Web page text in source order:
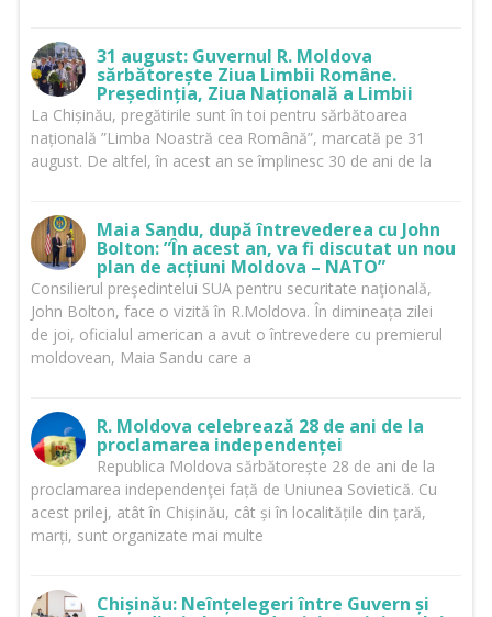
31 august: Guvernul R. Moldova
sărbătorește Ziua Limbii Române.
Președinția, Ziua Națională a Limbii
La Chișinău, pregătirile sunt în toi pentru sărbătoarea
națională ”Limba Noastră cea Română”, marcată pe 31
august. De altfel, în acest an se împlinesc 30 de ani de la
Maia Sandu, după întrevederea cu John
Bolton: ”În acest an, va fi discutat un nou
plan de acțiuni Moldova – NATO”
Consilierul preşedintelui SUA pentru securitate naţională,
John Bolton, face o vizită în R.Moldova. În dimineața zilei
de joi, oficialul american a avut o întrevedere cu premierul
moldovean, Maia Sandu care a
R. Moldova celebrează 28 de ani de la
proclamarea independenței
Republica Moldova sărbătorește 28 de ani de la
proclamarea independenţei față de Uniunea Sovietică. Cu
acest prilej, atât în Chișinău, cât și în localitățile din țară,
marți, sunt organizate mai multe
Chișinău: Neînțelegeri între Guvern și